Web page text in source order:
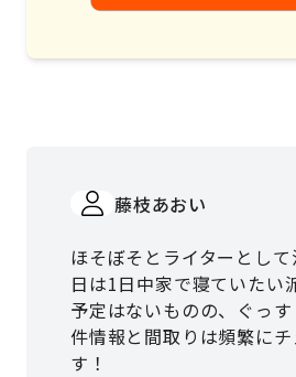
藤枝あおい
ほそぼそとライターとし
日は1日中家で寝ていたい
予定はないものの、ぐっ
件情報と間取りは頻繁に
す！